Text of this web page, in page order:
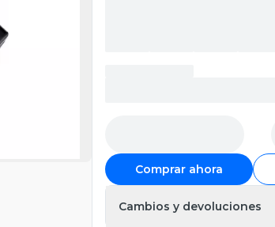
Comprar ahora
Cambios y devoluciones